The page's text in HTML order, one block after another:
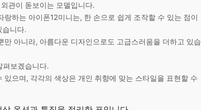
관이 돋보이는 모델입니다.
하는 아이폰12미니는, 한 손으로 쉽게 조작할 수 있는 점이
습니다.
아니라, 아름다운 디자인으로도 고급스러움을 더하고 있습
펴보겠습니다.
있으며, 각각의 색상은 개인 취향에 맞는 스타일을 표현할 수